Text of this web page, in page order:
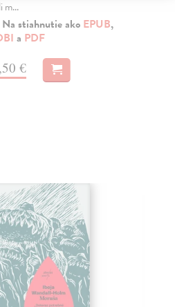
m...
Na stiahnutie ako EPUB,
a PDF
€